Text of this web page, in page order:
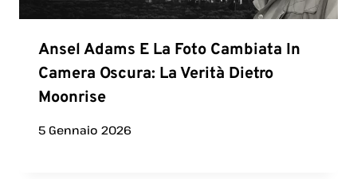
Ansel Adams E La Foto Cambiata In
Camera Oscura: La Verità Dietro
Moonrise
5 Gennaio 2026